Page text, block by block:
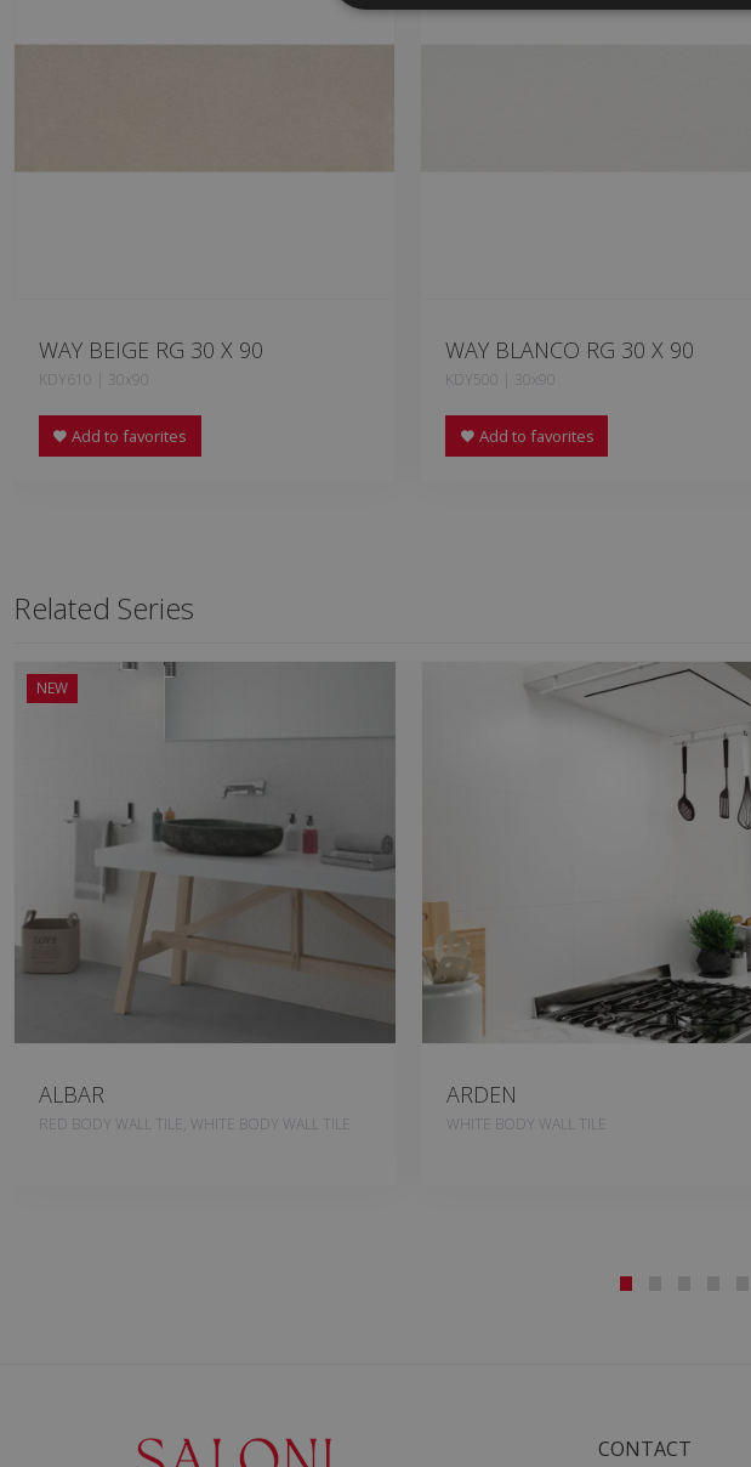
WAY BEIGE RG 30 X 90
KDY610 | 30x90
Add to favorites
WAY BLANCO RG 30 X 90
KDY500 | 30x90
Add to favorites
Related Series
NEW
ALBAR
RED BODY WALL TILE, WHITE BODY WALL TILE
ARDEN
WHITE BODY WALL TILE
CONTACT